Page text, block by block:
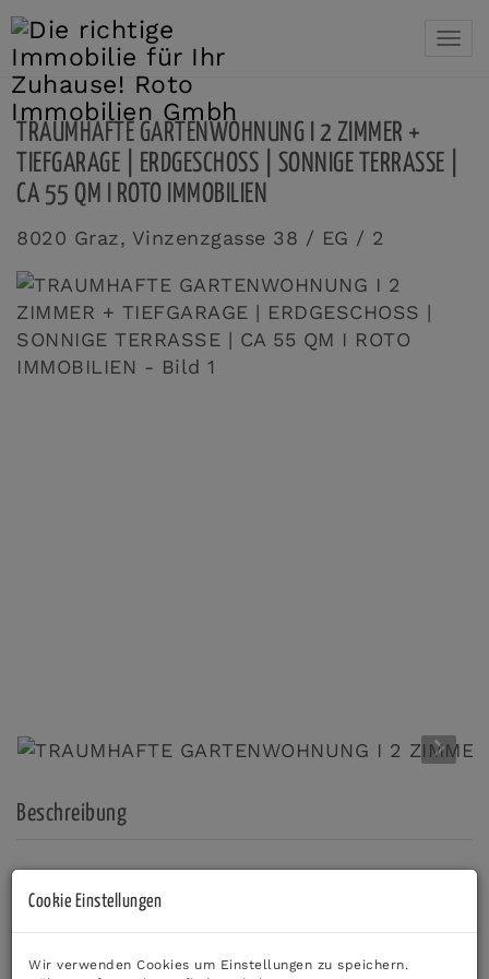
TRAUMHAFTE GARTENWOHNUNG I 2 ZIMMER +
TIEFGARAGE | ERDGESCHOSS | SONNIGE TERRASSE |
CA 55 QM I ROTO IMMOBILIEN
8020 Graz, Vinzenzgasse 38 / EG / 2
Beschreibung
IHR NEUES ZUHAUSE MIT GARTEN – RUHIG, MODERN
& LEBENSWERT
HIGHLIGHTS DER WOHNUNG:
Cookie Einstellungen
Wir verwenden Cookies um Einstellungen zu speichern.